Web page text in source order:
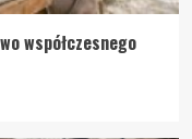
współczesnego